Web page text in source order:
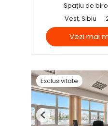
Spațiu de
Vest, Sibiu
Vezi mai
Exclusivitate
Previous